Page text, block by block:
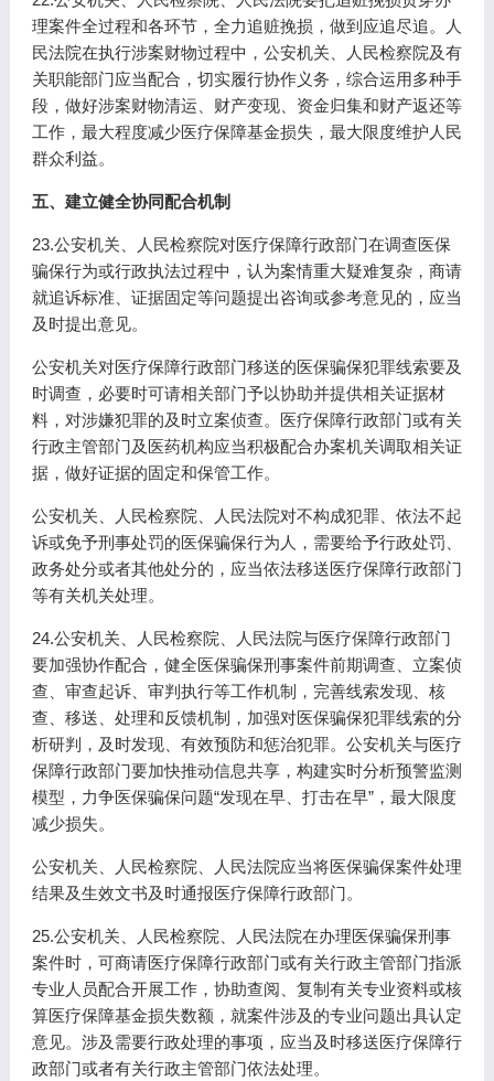
理案件全过程和各环节，全力追赃挽损，做到应追尽追。人
民法院在执行涉案财物过程中，公安机关、人民检察院及有
关职能部门应当配合，切实履行协作义务，综合运用多种手
段，做好涉案财物清运、财产变现、资金归集和财产返还等
工作，最大程度减少医疗保障基金损失，最大限度维护人民
群众利益。
五、建立健全协同配合机制
23.公安机关、人民检察院对医疗保障行政部门在调查医保
骗保行为或行政执法过程中，认为案情重大疑难复杂，商请
就追诉标准、证据固定等问题提出咨询或参考意见的，应当
及时提出意见。
公安机关对医疗保障行政部门移送的医保骗保犯罪线索要及
时调查，必要时可请相关部门予以协助并提供相关证据材
料，对涉嫌犯罪的及时立案侦查。医疗保障行政部门或有关
行政主管部门及医药机构应当积极配合办案机关调取相关证
据，做好证据的固定和保管工作。
公安机关、人民检察院、人民法院对不构成犯罪、依法不起
诉或免予刑事处罚的医保骗保行为人，需要给予行政处罚、
政务处分或者其他处分的，应当依法移送医疗保障行政部门
等有关机关处理。
24.公安机关、人民检察院、人民法院与医疗保障行政部门
要加强协作配合，健全医保骗保刑事案件前期调查、立案侦
查、审查起诉、审判执行等工作机制，完善线索发现、核
查、移送、处理和反馈机制，加强对医保骗保犯罪线索的分
析研判，及时发现、有效预防和惩治犯罪。公安机关与医疗
保障行政部门要加快推动信息共享，构建实时分析预警监测
模型，力争医保骗保问题“发现在早、打击在早”，最大限度
减少损失。
公安机关、人民检察院、人民法院应当将医保骗保案件处理
结果及生效文书及时通报医疗保障行政部门。
25.公安机关、人民检察院、人民法院在办理医保骗保刑事
案件时，可商请医疗保障行政部门或有关行政主管部门指派
专业人员配合开展工作，协助查阅、复制有关专业资料或核
算医疗保障基金损失数额，就案件涉及的专业问题出具认定
意见。涉及需要行政处理的事项，应当及时移送医疗保障行
政部门或者有关行政主管部门依法处理。